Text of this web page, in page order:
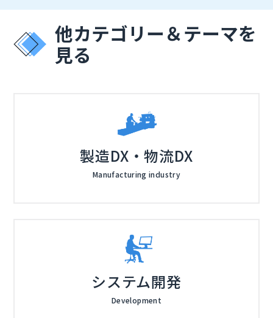
がってきます。「自組織ではSIEMを導入できないので
は」「SIEMを有効活用できていない」という現場の声
も聞こえてきます。
た、従来のSIEM製品の導入障壁を乗り越えられるソリ
ューションとして「SolarWinds Security Event Man
ager」をご提案。市場に多く存在するハイエンドSIEM
「必要性は理解しているが、実際のSIEMの効果的な活
用方法が分からない」「各種ガイドラインへの対応方法
が知りたい」「SIEM製品はどれも高額すぎて手が出せ
ない」などとお悩みの方は、ぜひご参加ください。
他カテゴリー＆テーマを
見る
製造DX・物流DX
Manufacturing industry
システム開発
Development